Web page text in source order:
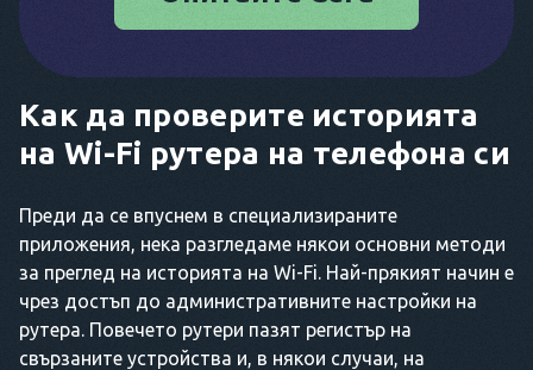
Как да проверите историята
на Wi-Fi рутера на телефона си
Преди да се впуснем в специализираните
приложения, нека разгледаме някои основни методи
за преглед на историята на Wi-Fi. Най-прякият начин е
чрез достъп до административните настройки на
рутера. Повечето рутери пазят регистър на
свързаните устройства и, в някои случаи, на